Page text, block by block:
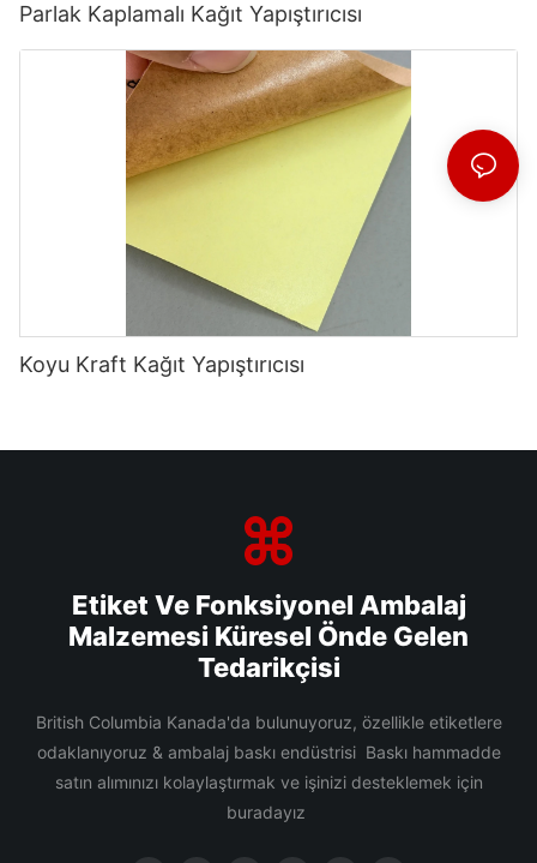
Parlak Kaplamalı Kağıt Yapıştırıcısı
Koyu Kraft Kağıt Yapıştırıcısı
Etiket Ve Fonksiyonel Ambalaj
Malzemesi Küresel Önde Gelen
Tedarikçisi
British Columbia Kanada'da bulunuyoruz, özellikle etiketlere
odaklanıyoruz & ambalaj baskı endüstrisi Baskı hammadde
satın alımınızı kolaylaştırmak ve işinizi desteklemek için
buradayız